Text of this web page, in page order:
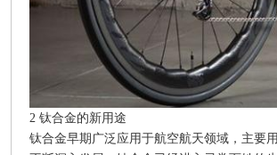
2 钛合金的新用途
钛合金早期广泛应用于航空航天领域，主要